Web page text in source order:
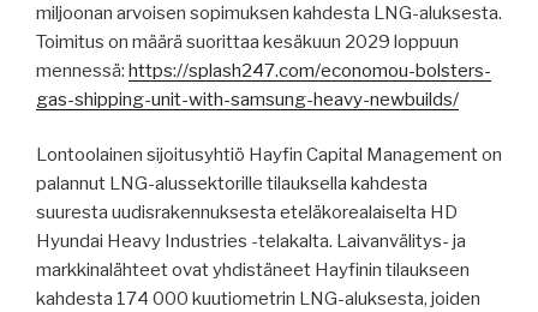
miljoonan arvoisen sopimuksen kahdesta LNG-aluksesta.
Toimitus on määrä suorittaa kesäkuun 2029 loppuun
mennessä: https://splash247.com/economou-bolsters-
gas-shipping-unit-with-samsung-heavy-newbuilds/
Lontoolainen sijoitusyhtiö Hayfin Capital Management on
palannut LNG-alussektorille tilauksella kahdesta
suuresta uudisrakennuksesta eteläkorealaiselta HD
Hyundai Heavy Industries -telakalta. Laivanvälitys- ja
markkinalähteet ovat yhdistäneet Hayfinin tilaukseen
kahdesta 174 000 kuutiometrin LNG-aluksesta, joiden